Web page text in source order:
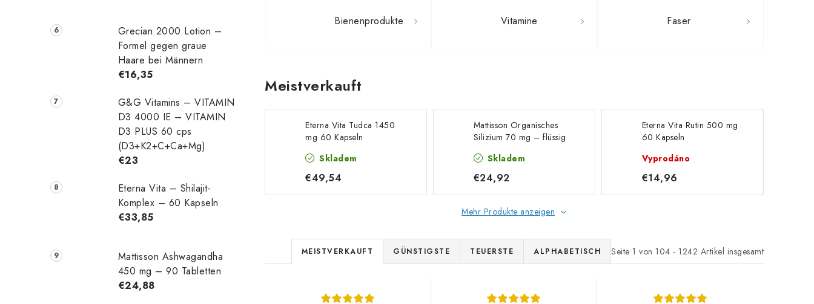
Grecian 2000 Lotion –
Formel gegen graue
Haare bei Männern
€16,35
G&G Vitamins – VITAMIN
D3 4000 IE – VITAMIN
D3 PLUS 60 cps
(D3+K2+C+Ca+Mg)
€23
Eterna Vita – Shilajit-
Komplex – 60 Kapseln
€33,85
Mattisson Ashwagandha
450 mg – 90 Tabletten
€24,88
Bienenprodukte Vitamine Faser
Meistverkauft
Eterna Vita Tudca 1450
mg 60 Kapseln
Skladem
€49,54
Mattisson Organisches
Silizium 70 mg – flüssig
Skladem
€24,92
Eterna Vita Rutin 500 mg
60 Kapseln
Vyprodáno
€14,96
Mehr Produkte anzeigen
Seite 1 von 104 - 1242 Artikel insgesamt
r
MEISTVERKAUFT GÜNSTIGSTE TEUERSTE ALPHABETISCH